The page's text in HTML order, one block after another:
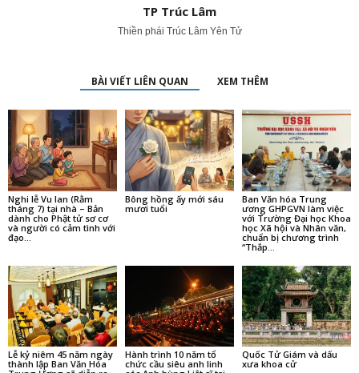
TP Trúc Lâm
Thiền phái Trúc Lâm Yên Tử
BÀI VIẾT LIÊN QUAN XEM THÊM
Nghi lễ Vu lan (Rằm
tháng 7) tại nhà – Bản
dành cho Phật tử sơ cơ
và người có cảm tình với
đạo...
Bông hồng ấy mới sáu
mươi tuổi
Ban Văn hóa Trung
ương GHPGVN làm việc
với Trường Đại học Khoa
học Xã hội và Nhân văn,
chuẩn bị chương trình
“Thắp...
Lễ kỷ niêm 45 năm ngày
thành lập Ban Văn Hóa
Hành trình 10 năm tổ
chức cầu siêu anh linh
Quốc Tử Giám và dấu
xưa khoa cử